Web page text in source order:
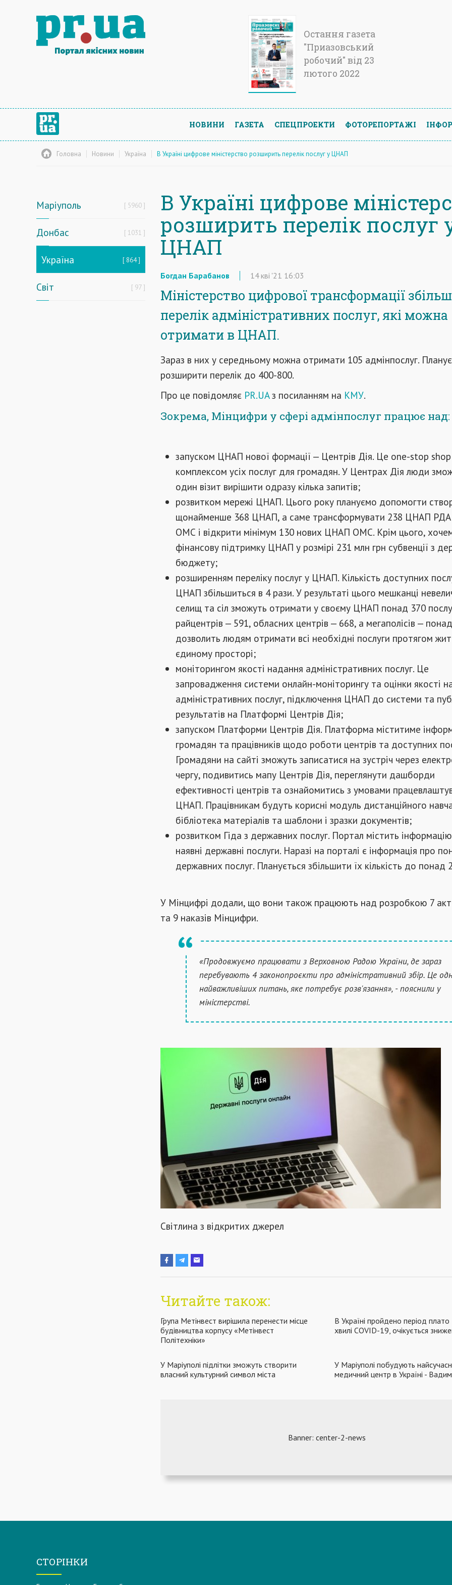
Остання газета
"Приазовський
робочий" від 23
лютого 2022
НОВИНИ ГАЗЕТА СПЕЦПРОЕКТИ ФОТОРЕПОРТАЖІ
Головна Новини Україна В Україні цифрове міністерство розширить перелік послуг у ЦНАП
Маріуполь 5960
Донбас 1031
Україна 864
Світ 97
В Україні цифрове
розширить перелік послуг
ЦНАП
Богдан Барабанов 14кві '21 16:03
Міністерство цифрової трансформації
перелік адміністративних послуг, які можна
отримати в ЦНАП.
Зараз в них у середньому можна отримати 105 адмінпослуг.
розширити перелік до 400-800.
Про це повідомляє PR.UAз посиланням на КМУ.
Зокрема, Мінцифри у сфері адмінпослуг працює над:
запуском ЦНАП нової формації — Центрів Дія. Це one-stop shop
комплексом усіх послуг для громадян. У Центрах Дія люди
один візит вирішити одразу кілька запитів;
розвитком мережі ЦНАП. Цього року плануємо допомогти
щонайменше 368 ЦНАП, а саме трансформувати 238 ЦНАП
ОМС і відкрити мінімум 130 нових ЦНАП ОМС. Крім цього,
фінансову підтримку ЦНАП у розмірі 231 млн грн субвенції з
бюджету;
розширенням переліку послуг у ЦНАП. Кількість доступних
ЦНАП збільшиться в 4 рази. У результаті цього мешканці
селищ та сіл зможуть отримати у своєму ЦНАП понад 370
райцентрів — 591, обласних центрів — 668, а мегаполісів —
дозволить людям отримати всі необхідні послуги протягом
єдиному просторі;
моніторингом якості надання адміністративних послуг. Це
запровадження системи онлайн-моніторингу та оцінки якості
адміністративних послуг, підключення ЦНАП до системи та
результатів на Платформі Центрів Дія;
запуском Платформи Центрів Дія. Платформа міститиме
громадян та працівників щодо роботи центрів та доступних
Громадяни на сайті зможуть записатися на зустріч через
чергу, подивитись мапу Центрів Дія, переглянути дашборди
ефективності центрів та ознайомитись з умовами
ЦНАП. Працівникам будуть корисні модуль дистанційного
бібліотека матеріалів та шаблони і зразки документів;
розвитком Гіда з державних послуг. Портал містить
наявні державні послуги. Наразі на порталі є інформація про
державних послуг. Планується збільшити їх кількість до понад
У Мінцифрі додали, що вони також працюють над розробкою 7
та 9 наказів Мінцифри.
«Продовжуємо працювати з Верховною Радою України, де зараз
перебувають 4 законопроєкти про адміністративний збір. Це
найважливіших питань, яке потребує розв'язання», - пояснили у
міністерстві.
Світлина з відкритих джерел
Читайте також:
Група Метінвест вирішила перенести місце
будівництва корпусу «Метінвест
Політехніки»
В Україні пройдено період плато
хвилі COVID-19, очікується
У Маріуполі підлітки зможуть створити
власний культурний символ міста
У Маріуполі побудують
медичний центр в Україні -
СТОРІНКИ